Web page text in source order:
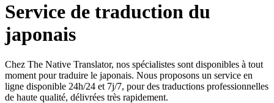
Service de traduction du
japonais
Chez The Native Translator, nos spécialistes sont disponibles à tout
moment pour traduire le japonais. Nous proposons un service en
ligne disponible 24h/24 et 7j/7, pour des traductions professionnelles
de haute qualité, délivrées très rapidement.